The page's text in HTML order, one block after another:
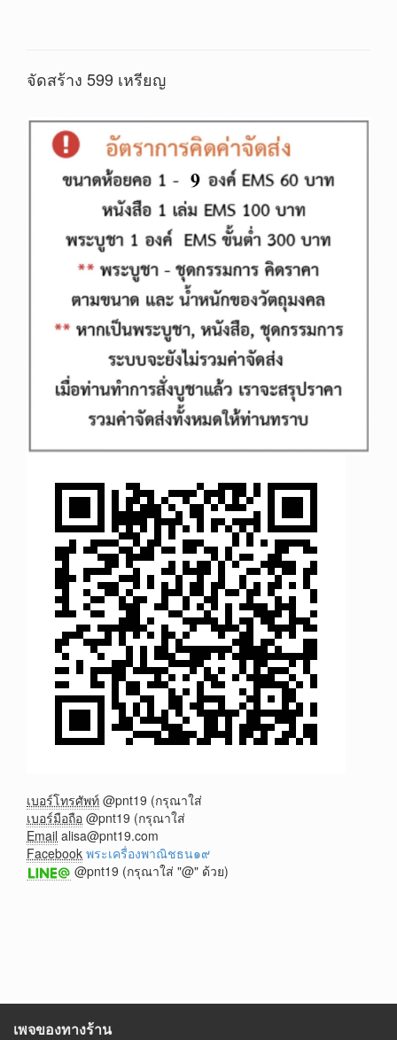
จัดสร้าง 599 เหรียญ
เบอร์โทรศัพท์ @pnt19 (กรุณาใส่
เบอร์มือถือ @pnt19 (กรุณาใส่
Email alisa@pnt19.com
Facebook พระเครื่องพาณิชธน๑๙
@pnt19 (กรุณาใส่ "@" ด้วย)
เพจของทางร้าน